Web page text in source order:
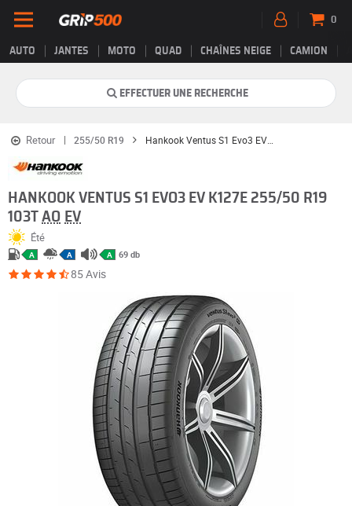
AUTO JANTES MOTO QUAD CHAÎNES NEIGE CAMION
0
EFFECTUER UNE RECHERCHE
Retour 255/50 R19 Hankook Ventus S1 Evo3 EV K127E
HANKOOK VENTUS S1 EVO3 EV K127E 255/50 R19
103T AO EV
Été
A A A 69 db
85 Avis